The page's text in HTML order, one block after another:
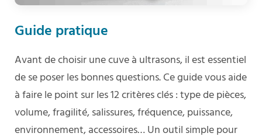
Guide pratique
Avant de choisir une cuve à ultrasons, il est essentiel
de se poser les bonnes questions. Ce guide vous aide
à faire le point sur les 12 critères clés : type de pièces,
volume, fragilité, salissures, fréquence, puissance,
environnement, accessoires… Un outil simple pour